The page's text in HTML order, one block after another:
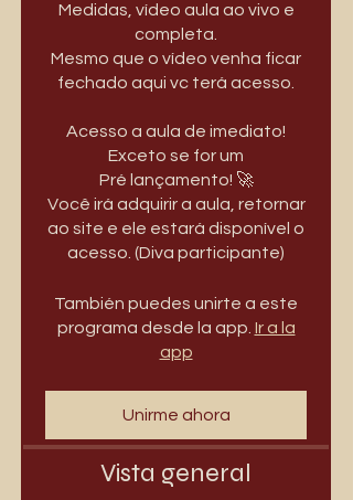
Medidas, vídeo aula ao vivo e
completa.
Mesmo que o vídeo venha ficar
fechado aqui vc terá acesso.
Acesso a aula de imediato!
Exceto se for um
Pré lançamento! 🚀
Você irá adquirir a aula, retornar
ao site e ele estará disponível o
acesso. (Diva participante)
También puedes unirte a este
programa desde la app. Ir a la
app
Unirme ahora
Vista general